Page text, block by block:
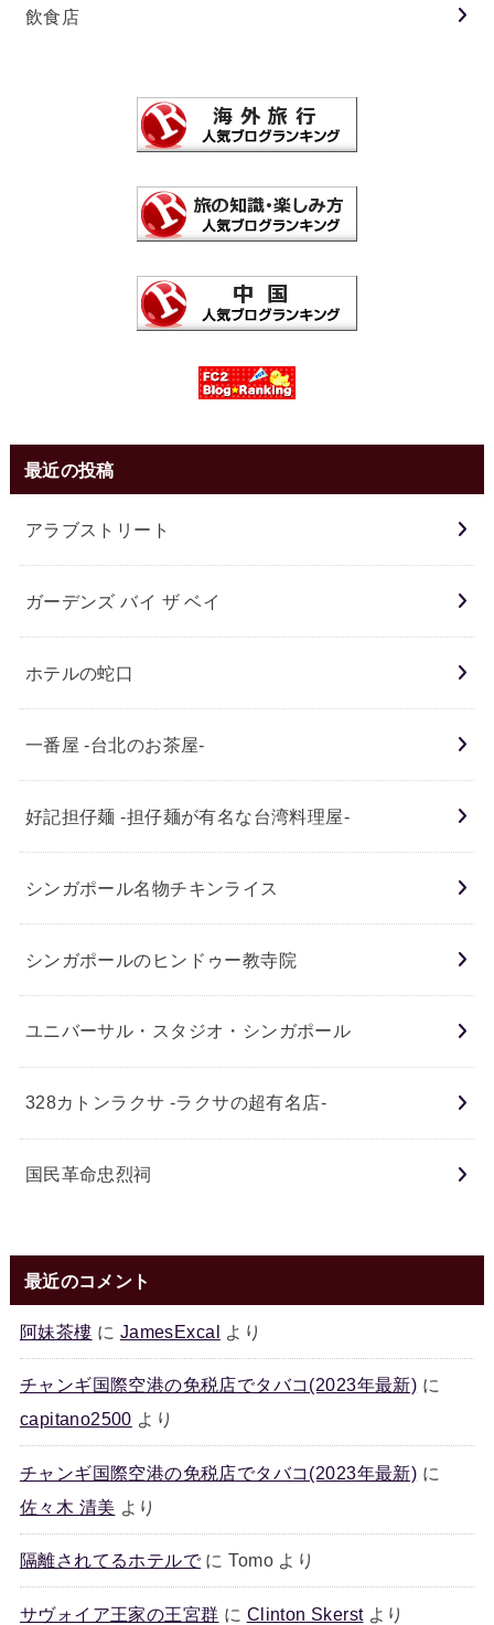
飲食店
最近の投稿
アラブストリート
ガーデンズ バイ ザ ベイ
ホテルの蛇口
一番屋 -台北のお茶屋-
好記担仔麺 -担仔麺が有名な台湾料理屋-
シンガポール名物チキンライス
シンガポールのヒンドゥー教寺院
ユニバーサル・スタジオ・シンガポール
328カトンラクサ -ラクサの超有名店-
国民革命忠烈祠
最近のコメント
阿妹茶樓 に JamesExcal より
チャンギ国際空港の免税店でタバコ(2023年最新) に
capitano2500 より
チャンギ国際空港の免税店でタバコ(2023年最新) に
佐々木 清美 より
隔離されてるホテルでにTomoより
サヴォイア王家の王宮群 に Clinton Skerstより